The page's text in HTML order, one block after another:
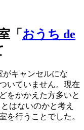
「 おうち de
がキャンセルにな
いていません。現在
をかかえた方多いと
はないのかと考え
を行うことでした。